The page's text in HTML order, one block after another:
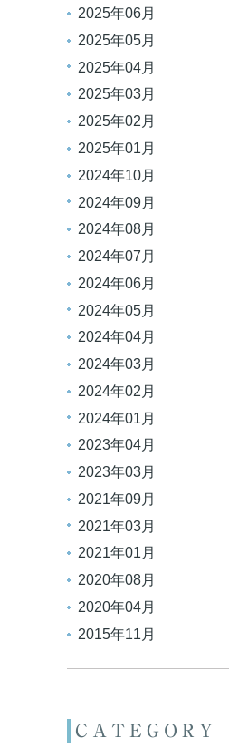
2025年06月
2025年05月
2025年04月
2025年03月
2025年02月
2025年01月
2024年10月
2024年09月
2024年08月
2024年07月
2024年06月
2024年05月
2024年04月
2024年03月
2024年02月
2024年01月
2023年04月
2023年03月
2021年09月
2021年03月
2021年01月
2020年08月
2020年04月
2015年11月
CATEGORY